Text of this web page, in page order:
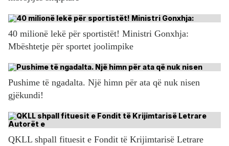
40 milionë lekë për sportistët! Ministri Gonxhja:
Mbështetje për sportet joolimpike
Pushime të ngadalta. Një himn për ata që nuk nisen
gjëkundi!
QKLL shpall fituesit e Fondit të Krijimtarisë Letrare